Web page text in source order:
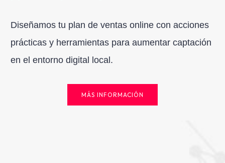
Diseñamos tu plan de ventas online con acciones
prácticas y herramientas para aumentar captación
en el entorno digital local.
MÁS INFORMACIÓN